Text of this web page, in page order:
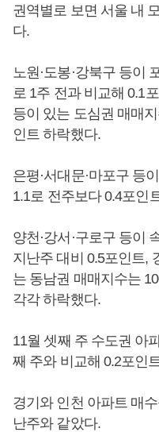
권역별로 보면 서울 내
다.
노원·도봉·강북구 등이
로 1주 전과 비교해 0.1
등이 있는 도심권 매매
인트 하락했다.
은평·서대문·마포구 등
1.1로 전주보다 0.4포인
양천·강서·구로구 등이
지난주 대비 0.5포인트,
는 동남권 매매지수는
각각 하락했다.
11월 셋째 주 수도권 아
째 주와 비교해 0.2포인
경기와 인천 아파트 매
난주와 같았다.